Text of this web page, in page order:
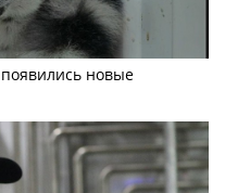
новые